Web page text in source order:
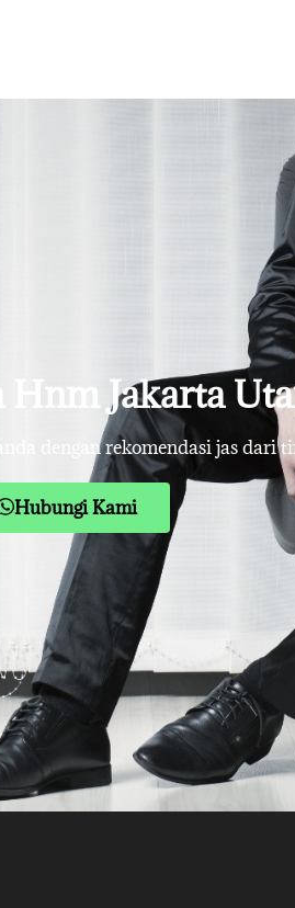
Hnm Jakarta
dengan rekomendasi jas dari
Hubungi Kami